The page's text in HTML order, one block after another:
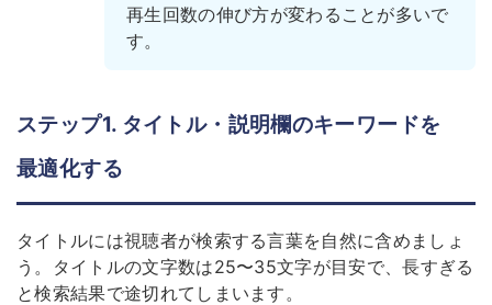
再生回数の伸び方が変わることが多いで
す。
ステップ1. タイトル・説明欄のキーワードを
最適化する
タイトルには視聴者が検索する言葉を自然に含めましょ
う。タイトルの文字数は25〜35文字が目安で、長すぎる
と検索結果で途切れてしまいます。